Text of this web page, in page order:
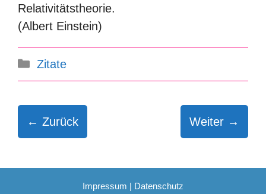
Relativitätstheorie.
(Albert Einstein)
Kategorien
Zitate
← Zurück Weiter →
Impressum | Datenschutz